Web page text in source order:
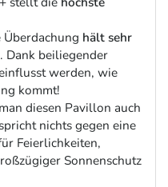
hält sehr
. Dank beiliegender
werden, wie
kommt!
diesen Pavillon auch
nichts gegen eine
Feierlichkeiten,
Sonnenschutz